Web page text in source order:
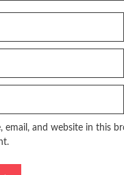
email, and website in this